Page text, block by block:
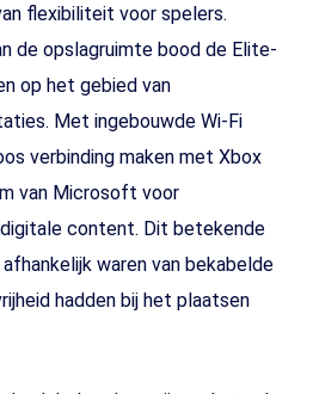
flexibiliteit voor spelers.
de opslagruimte bood de Elite-
op het gebied van
Met ingebouwde Wi-Fi
verbinding maken met Xbox
van Microsoft voor
content. Dit betekende
waren van bekabelde
hadden bij het plaatsen